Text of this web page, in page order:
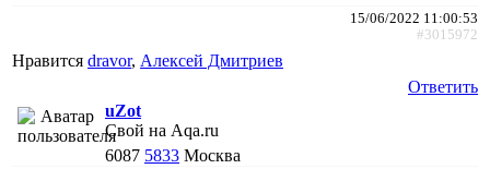
15/06/2022 11:00:53
#3015972
Нравится dravor, Алексей Дмитриев
Ответить
uZot
Свой на Aqa.ru
6087 5833 Москва